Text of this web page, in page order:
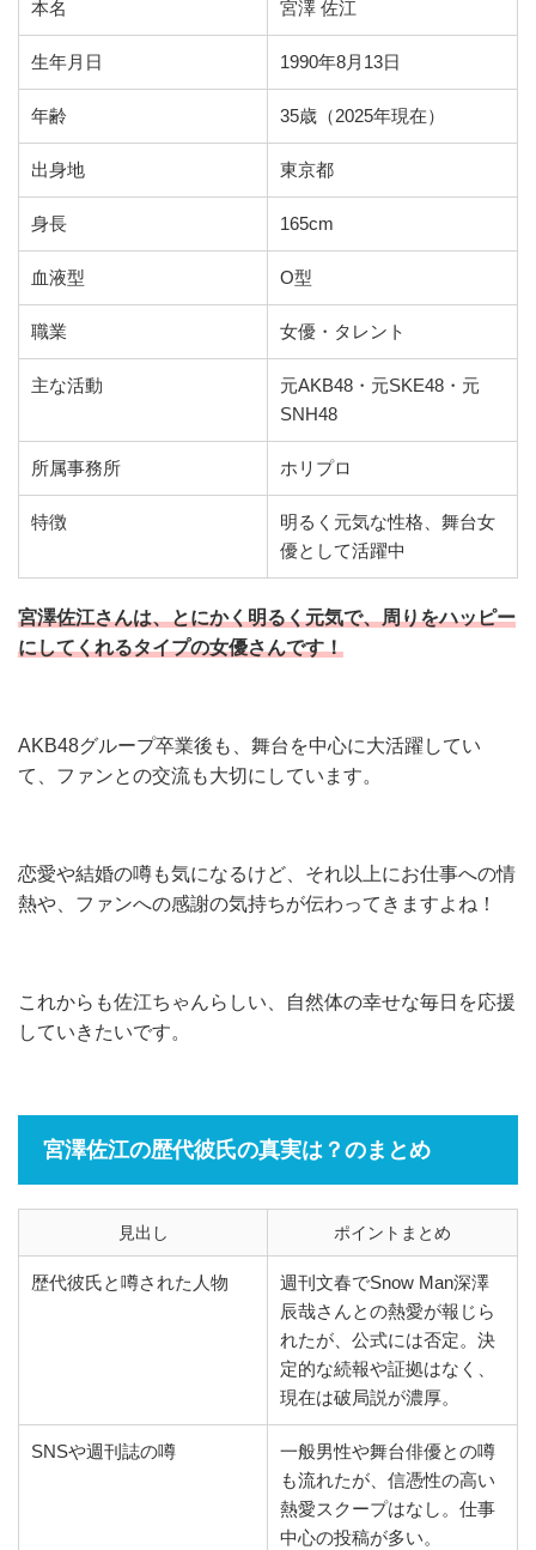
本名 宮澤 佐江
生年月日 1990年8月13日
年齢 35歳（2025年現在）
出身地 東京都
身長 165cm
血液型 O型
職業 女優・タレント
主な活動
元AKB48・元SKE48・元
SNH48
所属事務所 ホリプロ
特徴
明るく元気な性格、舞台女
優として活躍中
宮澤佐江さんは、とにかく明るく元気で、周りをハッピー
にしてくれるタイプの女優さんです！
AKB48グループ卒業後も、舞台を中心に大活躍してい
て、ファンとの交流も大切にしています。
恋愛や結婚の噂も気になるけど、それ以上にお仕事への情
熱や、ファンへの感謝の気持ちが伝わってきますよね！
これからも佐江ちゃんらしい、自然体の幸せな毎日を応援
していきたいです。
宮澤佐江の歴代彼氏の真実は？のまとめ
見出し ポイントまとめ
歴代彼氏と噂された人物
週刊文春でSnow Man深澤
辰哉さんとの熱愛が報じら
れたが、公式には否定。決
定的な続報や証拠はなく、
現在は破局説が濃厚。
SNSや週刊誌の噂
一般男性や舞台俳優との噂
も流れたが、信憑性の高い
熱愛スクープはなし。仕事
中心の投稿が多い。